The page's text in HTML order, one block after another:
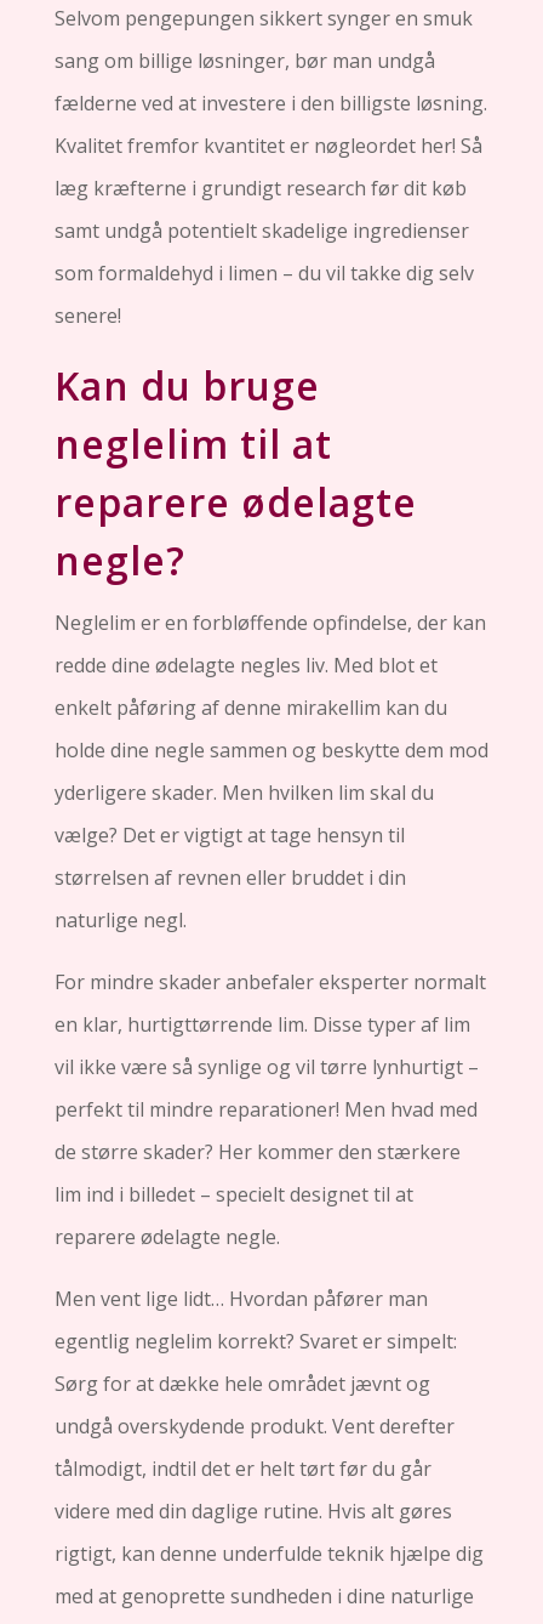
Selvom pengepungen sikkert synger en smuk
sang om billige løsninger, bør man undgå
fælderne ved at investere i den billigste løsning.
Kvalitet fremfor kvantitet er nøgleordet her! Så
læg kræfterne i grundigt research før dit køb
samt undgå potentielt skadelige ingredienser
som formaldehyd i limen – du vil takke dig selv
senere!
Kan du bruge
neglelim til at
reparere ødelagte
negle?
Neglelim er en forbløffende opfindelse, der kan
redde dine ødelagte negles liv. Med blot et
enkelt påføring af denne mirakellim kan du
holde dine negle sammen og beskytte dem mod
yderligere skader. Men hvilken lim skal du
vælge? Det er vigtigt at tage hensyn til
størrelsen af revnen eller bruddet i din
naturlige negl.
For mindre skader anbefaler eksperter normalt
en klar, hurtigttørrende lim. Disse typer af lim
vil ikke være så synlige og vil tørre lynhurtigt –
perfekt til mindre reparationer! Men hvad med
de større skader? Her kommer den stærkere
lim ind i billedet – specielt designet til at
reparere ødelagte negle.
Men vent lige lidt… Hvordan påfører man
egentlig neglelim korrekt? Svaret er simpelt:
Sørg for at dække hele området jævnt og
undgå overskydende produkt. Vent derefter
tålmodigt, indtil det er helt tørt før du går
videre med din daglige rutine. Hvis alt gøres
rigtigt, kan denne underfulde teknik hjælpe dig
med at genoprette sundheden i dine naturlige